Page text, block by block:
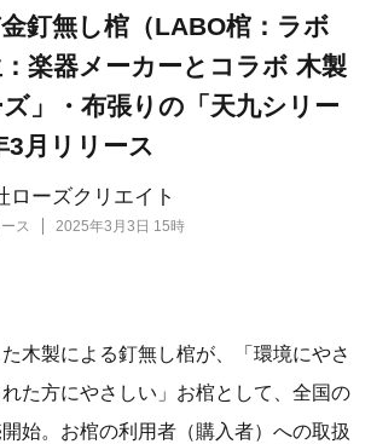
ローズクリエイト
ス 2025年3月3日 15時
金釘無し棺（LABO棺：ラボ
楽器メーカーとコラボ 木製
」・布張りの「天九シリー
3月リリース
木製による釘無し棺が、「環境にやさ
た方にやさしい」お棺として、全国の
始。お棺の利用者（購入者）への取扱